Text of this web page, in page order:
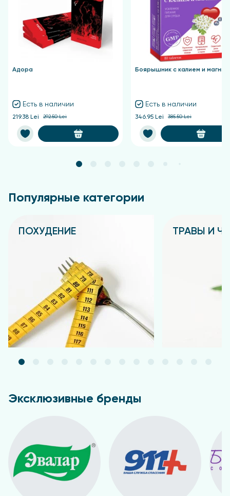
Oil, P-Anisic Acid, Tocopherol, Glyceryl Caprylate, Helianthus Annuus
Seed Oil, Alumina, Magnesium Oxide
Адора
Есть в наличии
219.38 Lei 292.50 Lei
Боярышник с калием и
Есть в наличии
346.95 Lei 385.50 Lei
Популярные категории
ПОХУДЕНИЕ ТРАВЫ И
Эксклюзивные бренды